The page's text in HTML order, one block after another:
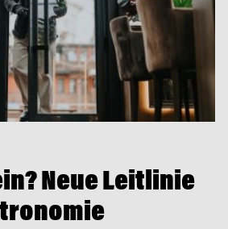
Neue Leitlinie